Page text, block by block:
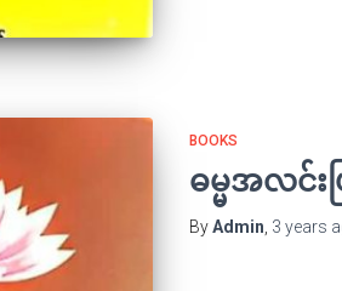
BOOKS
ဓမ္မအလင်
ByAdmin 3 years